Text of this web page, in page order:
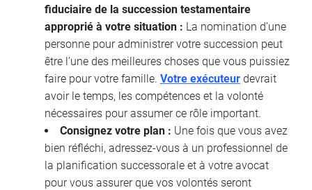
fiduciaire de la succession testamentaire
approprié à votre situation : La nomination d’une
personne pour administrer votre succession peut
être l’une des meilleures choses que vous puissiez
faire pour votre famille. Votre exécuteur devrait
avoir le temps, les compétences et la volonté
nécessaires pour assumer ce rôle important.
Consignez votre plan : Une fois que vous avez
bien réfléchi, adressez-vous à un professionnel de
la planification successorale et à votre avocat
pour vous assurer que vos volontés seront